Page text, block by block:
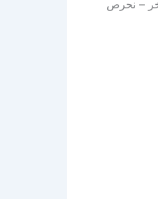
– نحرص